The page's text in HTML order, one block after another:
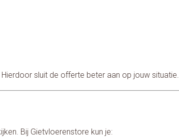
sluit de offerte beter aan op jouw situatie.
Bij Gietvloerenstore kun je: